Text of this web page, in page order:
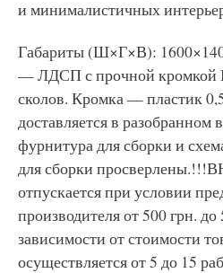
и минималистичных
Габариты (Ш×Г×В):
— ЛДСП с прочной
сколов. Кромка — пластик
доставляется в разобранном
фурнитура для сборки и
для сборки
отпускается при условии
производителя от 500 грн. до
зависимости от стоимости
осуществляется от 5 до 15